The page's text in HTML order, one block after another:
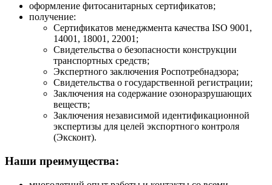
оформление фитосанитарных сертификатов;
получение:
Сертификатов менеджмента качества ISO 9001,
14001, 18001, 22001;
Свидетельства о безопасности конструкции
транспортных средств;
Экспертного заключения Роспотребнадзора;
Свидетельства о государственной регистрации;
Заключения на содержание озоноразрушающих
веществ;
Заключения независимой идентификационной
экспертизы для целей экспортного контроля
(Эксконт).
Наши преимущества: